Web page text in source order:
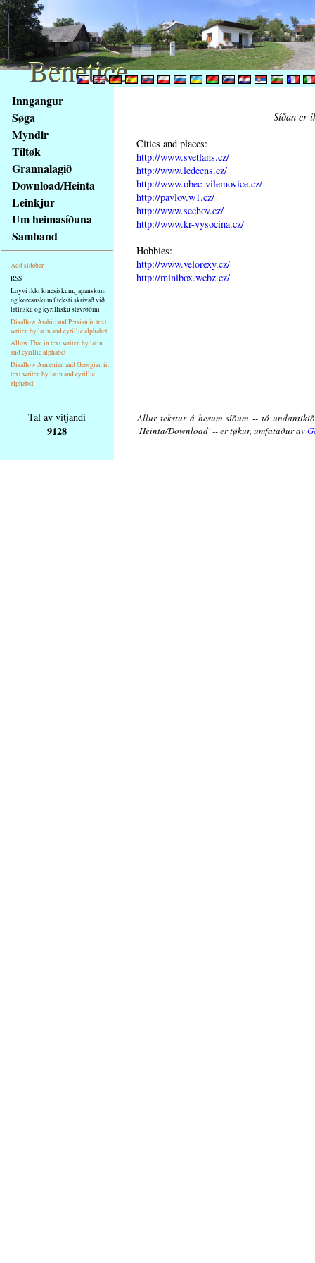
obsah
stránky
Klávesové
zkratky
tomto
webu
základní
Hlavní
strana
Inngangur
Søga
Myndir
Tiltøk
Grannalagið
Download/Heinta
Leinkjur
Um heimasíðuna
Samband
Add sidebar
RSS
Loyvi ikki kinesiskum, japanskum
og koreanskum í teksti skrivað við
latínsku og kyrillisku stavrøðini
Disallow Arabic and Persian in text
writen by latin and cyrillic alphabet
Allow Thai in text writen by latin
and cyrillic alphabet
Disallow Armenian and Georgian in
text writen by latin and cyrillic
alphabet
Síðan er
Cities and places:
http://www.svetlans.cz/
http://www.ledecns.cz/
http://www.obec-vilemovice.cz/
http://pavlov.w1.cz/
http://www.sechov.cz/
http://www.kr-vysocina.cz/
Hobbies:
http://www.velorexy.cz/
http://minibox.webz.cz/
Tal av vitjandi
9128
Allur tekstur á hesum síðum -- tó
'Heinta/Download' -- er tøkur, umfataður av
Benetice
Benetice